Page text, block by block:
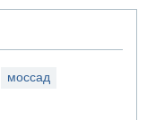
моссад